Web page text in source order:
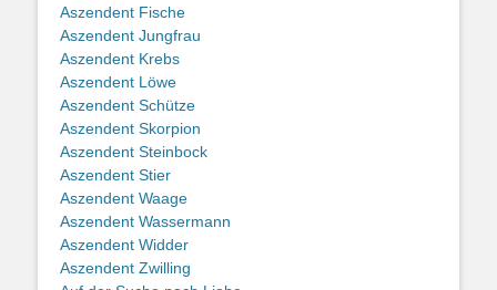
Aszendent Fische
Aszendent Jungfrau
Aszendent Krebs
Aszendent Löwe
Aszendent Schütze
Aszendent Skorpion
Aszendent Steinbock
Aszendent Stier
Aszendent Waage
Aszendent Wassermann
Aszendent Widder
Aszendent Zwilling